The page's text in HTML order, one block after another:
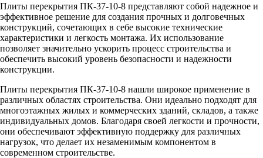
Плиты перекрытия ПК-37-10-8 представляют собой надежное и
эффективное решение для создания прочных и долговечных
конструкций, сочетающих в себе высокие технические
характеристики и легкость монтажа. Их использование
позволяет значительно ускорить процесс строительства и
обеспечить высокий уровень безопасности и надежности
конструкции.
Плиты перекрытия ПК-37-10-8 нашли широкое применение в
различных областях строительства. Они идеально подходят для
многоэтажных жилых и коммерческих зданий, складов, а также
индивидуальных домов. Благодаря своей легкости и прочности,
они обеспечивают эффективную поддержку для различных
нагрузок, что делает их незаменимым компонентом в
современном строительстве.